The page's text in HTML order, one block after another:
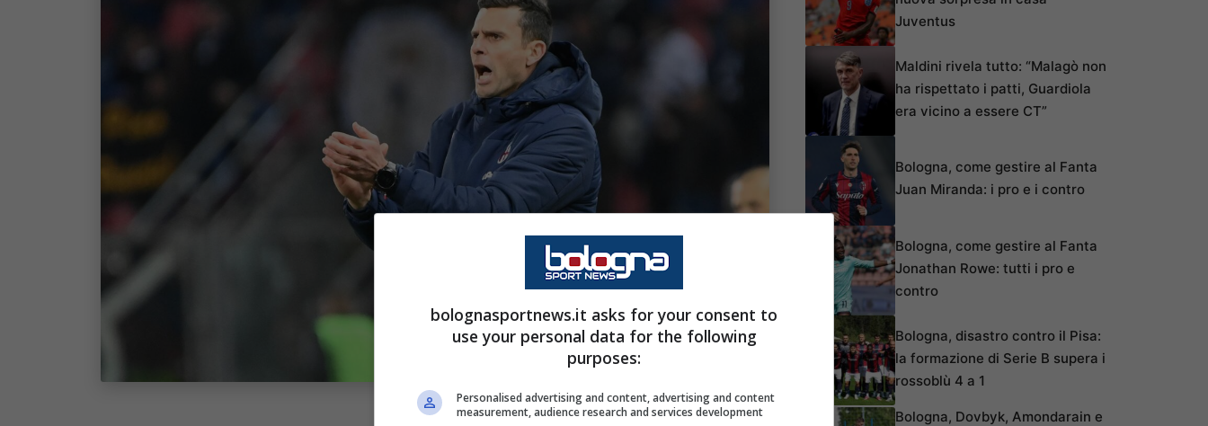
Juventus
Maldini rivela tutto: “Malagò non
ha rispettato i patti, Guardiola
era vicino a essere CT”
Bologna, come gestire al Fanta
Juan Miranda: i pro e i contro
Bologna, come gestire al Fanta
Jonathan Rowe: tutti i pro e
contro
Bologna, disastro contro il Pisa:
la formazione di Serie B supera i
rossoblù 4 a 1
Bologna, Dovbyk, Amondarain e
bolognasportnews.it asks for your consent to
use your personal data for the following
purposes:
Personalised advertising and content, advertising and content
measurement, audience research and services development